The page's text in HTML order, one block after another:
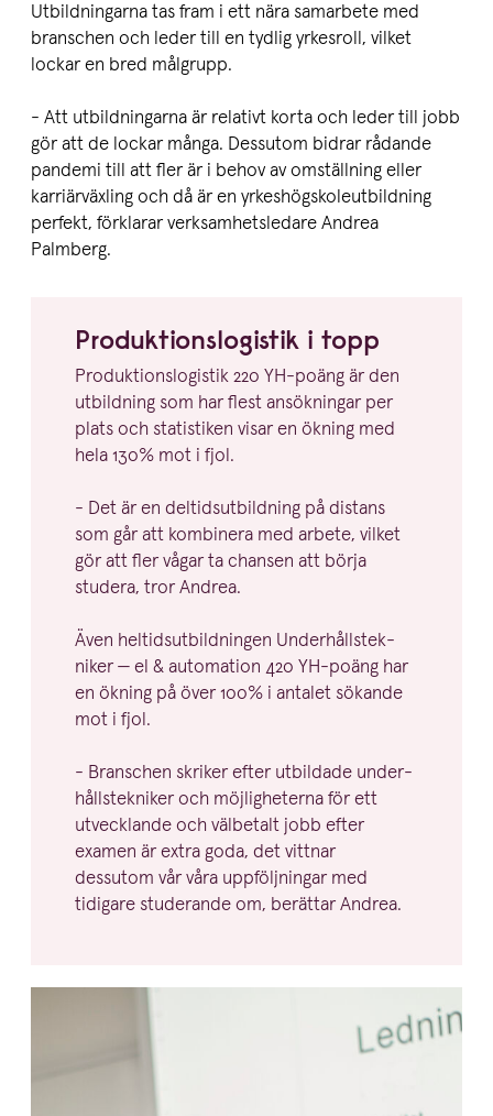
Utbildningarna tas fram i ett nära samarbete med
branschen och leder till en tydlig yrkesroll, vilket
lockar en bred målgrupp.
- Att utbildningarna är relativt korta och leder till jobb
gör att de lockar många. Dessutom bidrar rådande
pandemi till att fler är i behov av omställning eller
karriärväxling och då är en yrkeshögskoleutbildning
perfekt, förklarar verksamhetsledare Andrea
Palmberg.
Produk­tions­lo­gistik i topp
Produk­tions­lo­gistik 220 YH-poäng är den
utbildning som har flest ansökningar per
plats och statistiken visar en ökning med
hela 130% mot i fjol.
- Det är en deltids­ut­bildning på distans
som går att kombinera med arbete, vilket
gör att fler vågar ta chansen att börja
studera, tror Andrea.
Även heltids­ut­bild­ningen Under­hålls­tek­
niker — el & automation 420 YH-poäng har
en ökning på över 100% i antalet sökande
mot i fjol.
- Branschen skriker efter utbildade under­
hålls­tek­niker och möjlig­heterna för ett
utvecklande och välbetalt jobb efter
examen är extra goda, det vittnar
dessutom vår våra uppfölj­ningar med
tidigare studerande om, berättar Andrea.